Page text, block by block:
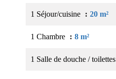
1 Séjour/cuisine 20 m²
1 Chambre 8 m²
1 Salle de douche / toilettes